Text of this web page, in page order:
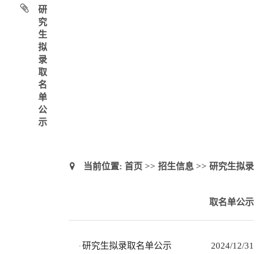
研
究
生
拟
录
取
名
单
公
示
当前位置: 首页 >> 招生信息 >> 研究生拟录
取名单公示
· 研究生拟录取名单公示 2024/12/31